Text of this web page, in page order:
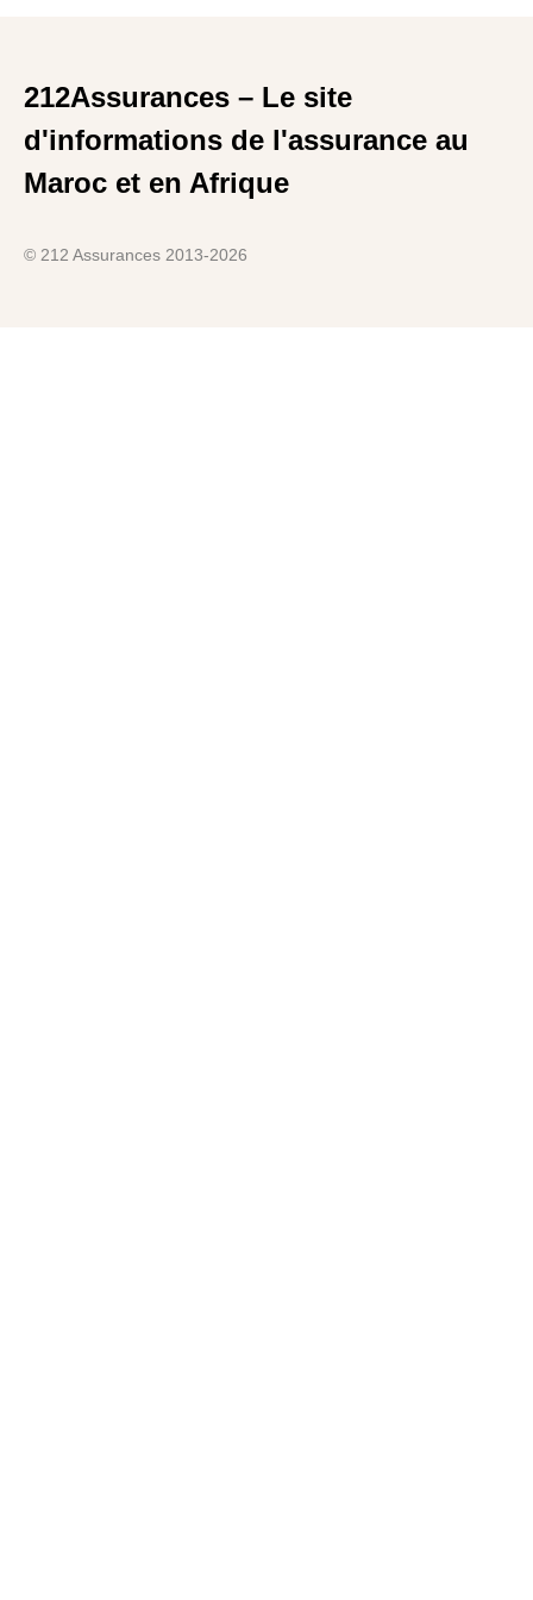
212Assurances – Le site
d'informations de l'assurance au
Maroc et en Afrique
© 212 Assurances 2013-2026